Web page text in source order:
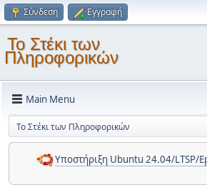
Σύνδεση Εγγραφή
Το Στέκι των
Πληροφορικών
Main Menu
Το Στέκι των Πληροφορικών
Υποστήριξη Ubuntu 24.04/LTSP/